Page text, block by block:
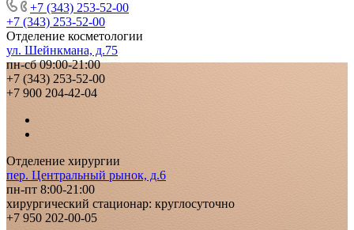
+7 (343) 253-52-00
+7 (343) 253-52-00
Отделение косметологии
ул. Шейнкмана, д.75
пн-сб 09:00-21:00
+7 (343) 253-52-00
+7 900 204-42-04
Отделение хирургии
пер. Центральный рынок, д.6
пн-пт 8:00-21:00
хирургический стационар: круглосуточно
+7 950 202-00-05